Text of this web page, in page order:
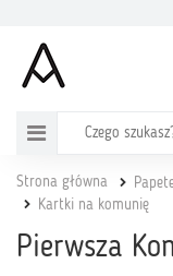
Strona główna
Kartki na komunię
Pierwsza